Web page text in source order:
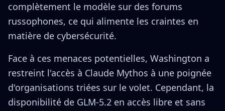
complètement le modèle sur des forums
russophones, ce qui alimente les craintes en
matière de cybersécurité.
Face à ces menaces potentielles, Washington a
restreint l'accès à Claude Mythos à une poignée
d'organisations triées sur le volet. Cependant, la
disponibilité de GLM-5.2 en accès libre et sans